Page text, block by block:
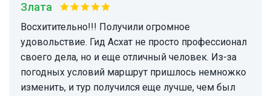
Злата
Восхитительно!!! Получили огромное
удовольствие. Гид Асхат не просто профессионал
своего дела, но и еще отличный человек. Из-за
погодных условий маршрут пришлось немножко
изменить, и тур получился еще лучше, чем был